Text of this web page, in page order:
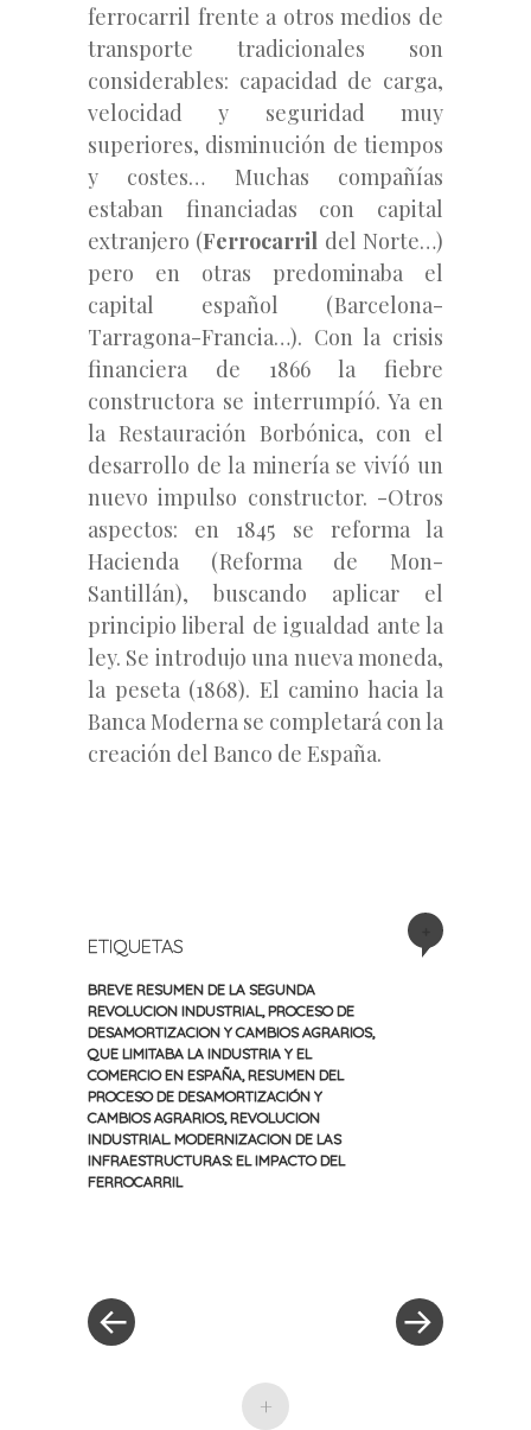
ferrocarril frente a otros medios de
transporte tradicionales son
considerables: capacidad de carga,
velocidad y seguridad muy
superiores, disminución de tiempos
y costes… Muchas compañías
estaban financiadas con capital
extranjero (Ferrocarril del Norte…)
pero en otras predominaba el
capital español (Barcelona-
Tarragona-Francia…). Con la crisis
financiera de 1866 la fiebre
constructora se interrumpíó. Ya en
la Restauración Borbónica, con el
desarrollo de la minería se vivíó un
nuevo impulso constructor. -Otros
aspectos: en 1845 se reforma la
Hacienda (Reforma de Mon-
Santillán), buscando aplicar el
principio liberal de igualdad ante la
ley. Se introdujo una nueva moneda,
la peseta (1868). El camino hacia la
Banca Moderna se completará con la
creación del Banco de España.
ETIQUETAS
BREVE RESUMEN DE LA SEGUNDA
REVOLUCION INDUSTRIAL PROCESO DE
DESAMORTIZACION Y CAMBIOS AGRARIOS,
QUE LIMITABA LA INDUSTRIA Y EL
COMERCIO EN ESPAÑA RESUMEN DEL
PROCESO DE DESAMORTIZACIÓN Y
CAMBIOS AGRARIOS, REVOLUCION
INDUSTRIAL. MODERNIZACION DE LAS
INFRAESTRUCTURAS: EL IMPACTO DEL
FERROCARRIL
entradas
+